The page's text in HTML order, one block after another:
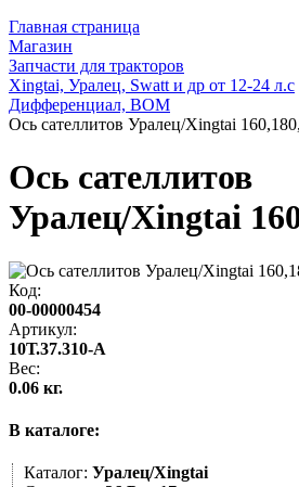
Главная страница
Магазин
Запчасти для тракторов
Xingtai, Уралец, Swatt и др от 12-24 л.с
Дифференциал, ВОМ
Ось сателлитов Уралец/Xingtai
Ось сателлитов
Уралец/Xingtai
Код:
00-00000454
Артикул:
10Т.37.310-А
Вес:
0.06 кг.
В каталоге:
Каталог: Уралец/Xingtai